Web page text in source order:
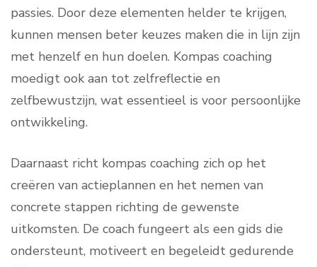
passies. Door deze elementen helder te krijgen,
kunnen mensen beter keuzes maken die in lijn zijn
met henzelf en hun doelen. Kompas coaching
moedigt ook aan tot zelfreflectie en
zelfbewustzijn, wat essentieel is voor persoonlijke
ontwikkeling.
Daarnaast richt kompas coaching zich op het
creëren van actieplannen en het nemen van
concrete stappen richting de gewenste
uitkomsten. De coach fungeert als een gids die
ondersteunt, motiveert en begeleidt gedurende